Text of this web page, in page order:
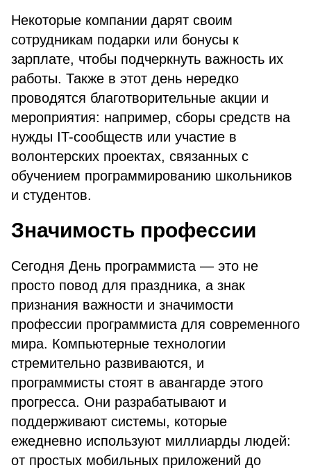
Некоторые компании дарят своим
сотрудникам подарки или бонусы к
зарплате, чтобы подчеркнуть важность их
работы. Также в этот день нередко
проводятся благотворительные акции и
мероприятия: например, сборы средств на
нужды IT-сообществ или участие в
волонтерских проектах, связанных с
обучением программированию школьников
и студентов.
Значимость профессии
Сегодня День программиста — это не
просто повод для праздника, а знак
признания важности и значимости
профессии программиста для современного
мира. Компьютерные технологии
стремительно развиваются, и
программисты стоят в авангарде этого
прогресса. Они разрабатывают и
поддерживают системы, которые
ежедневно используют миллиарды людей:
от простых мобильных приложений до